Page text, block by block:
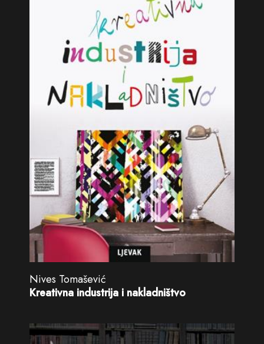
Nives Tomašević
Kreativna industrija i nakladništvo